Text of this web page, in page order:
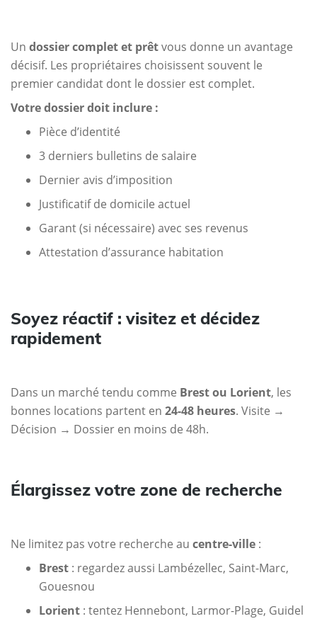
Un dossier complet et prêtvous donne un avantage
décisif. Les propriétaires choisissent souvent le
premier candidat dont le dossier est complet.
Votre dossier doit inclure :
Pièce d’identité
3 derniers bulletins de salaire
Dernier avis d’imposition
Justificatif de domicile actuel
Garant (si nécessaire) avec ses revenus
Attestation d’assurance habitation
Soyez réactif : visitez et décidez
rapidement
Dans un marché tendu comme Brest ou Lorient, les
bonnes locations partent en 24-48 heures. Visite →
Décision → Dossier en moins de 48h.
Élargissez votre zone de recherche
Ne limitez pas votre recherche au centre-ville :
Brest : regardez aussi Lambézellec, Saint-Marc,
Gouesnou
Lorient : tentez Hennebont, Larmor-Plage, Guidel